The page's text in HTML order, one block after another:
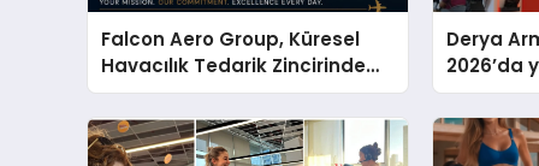
Falcon Aero Group, Küresel
Havacılık Tedarik Zincirinde
Türkiye’den Dünyaya Açılıyor
Derya
2026’da
global
sergiledi